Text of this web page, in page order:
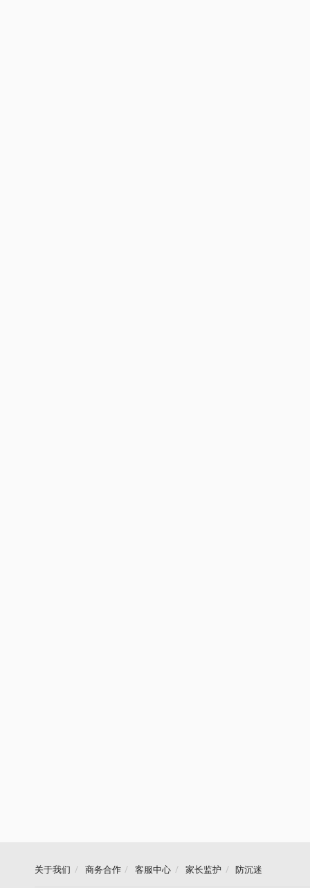
关于我们 商务合作 客服中心 家长监护 防沉迷